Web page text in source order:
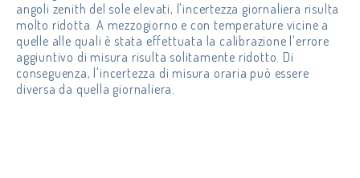
angoli zenith del sole elevati, l'incertezza giornaliera risulta
molto ridotta. A mezzogiorno e con temperature vicine a
quelle alle quali è stata effettuata la calibrazione l'errore
aggiuntivo di misura risulta solitamente ridotto. Di
conseguenza, l'incertezza di misura oraria può essere
diversa da quella giornaliera.